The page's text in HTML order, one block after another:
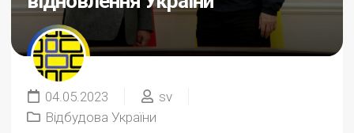
04.05.2023
sv
Відбудова України